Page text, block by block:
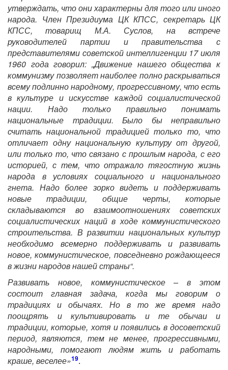
утверждать, что они характерны для того или иного
народа. Член Президиума ЦК КПСС, секретарь ЦК
КПСС, товарищ М.А. Суслов, на встрече
руководителей партии и правительства с
представителями советской интеллигенции 17 июля
1960 года говорил: „Движение нашего общества к
коммунизму позволяет наиболее полно раскрываться
всему подлинно народному, прогрессивному, что есть
в культуре и искусстве каждой социалистической
нации. Надо только правильно понимать
национальные традиции. Было бы неправильно
считать национальной традицией только то, что
отличает одну национальную культуру от другой,
или только то, что связано с прошлым народа, с его
историей, с тем, что отражало тягостную жизнь
народа в условиях социального и национального
гнета. Надо более зорко видеть и поддерживать
новые традиции, общие черты, которые
складываются во взаимоотношениях советских
социалистических наций в ходе коммунистического
строительства. В развитии национальных культур
необходимо всемерно поддерживать и развивать
новое, коммунистическое, повседневно рождающееся
в жизни народов нашей страны“.
Развивать новое, коммунистическое – в этом
состоит главная задача, когда мы говорим о
традициях и обычаях. Но в то же время надо
поощрять и культивировать и те обычаи и
традиции, которые, хотя и появились в досоветский
период, являются, тем не менее, прогрессивными,
народными, помогают людям жить и работать
краше, веселее»19.